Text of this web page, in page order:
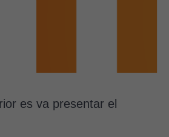
es va presentar el